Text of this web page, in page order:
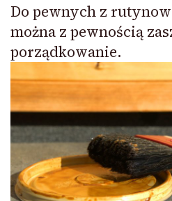
Do pewnych z
można z pewnością
porządkowanie.